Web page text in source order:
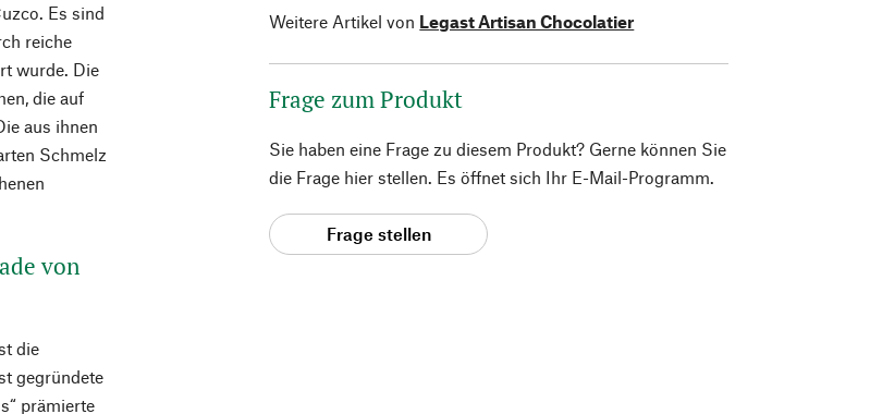
Es sind
reiche
wurde. Die
die auf
aus ihnen
Schmelz
von
die
gegründete
prämierte
Weitere Artikel von Legast Artisan Chocolatier
Frage zum Produkt
Sie haben eine Frage zu diesem Produkt? Gerne können Sie
die Frage hier stellen. Es öffnet sich Ihr E-Mail-Programm.
Frage stellen